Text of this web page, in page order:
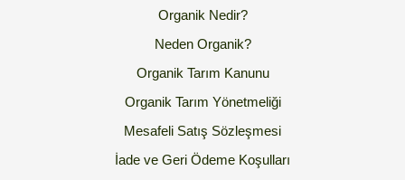
Organik Nedir?
Neden Organik?
Organik Tarım Kanunu
Organik Tarım Yönetmeliği
Mesafeli Satış Sözleşmesi
İade ve Geri Ödeme Koşulları